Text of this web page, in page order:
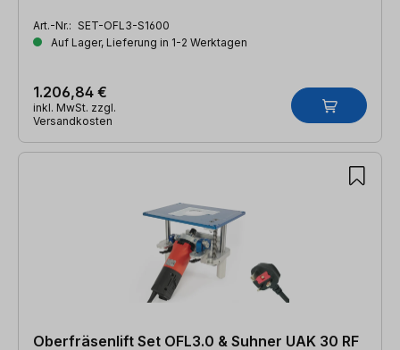
Art.-Nr.: SET-OFL3-S1600
Auf Lager, Lieferung in 1-2 Werktagen
1.206,84 €
inkl. MwSt. zzgl.
Versandkosten
Oberfräsenlift Set OFL3.0 & Suhner UAK 30 RF